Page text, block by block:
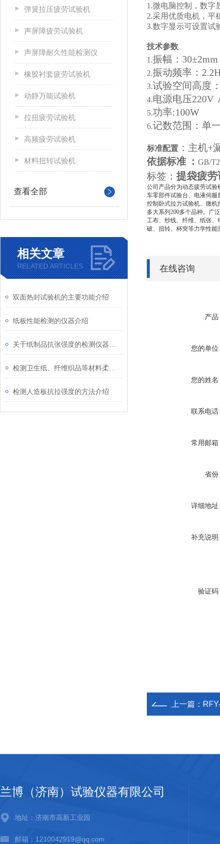
弹簧拉压疲劳试验机
声屏障疲劳试验机
声屏障耐久性能检测仪
橡胶衬套疲劳试验机
动静万能试验机
拉扭疲劳试验机
高频疲劳试验机
材料扭转试验机
查看全部
相关文章
RELATED ARTICLES
双面热封试验机的主要功能介绍
纸板性能检测的仪器介绍
检测人造板抗拉强度的方法介绍
1.微电脑控制，数字
2.采用优质电机，平
3.数字显示可设置试
技术参数
1.振幅： 30±2mm
2.振动频率：
3.试验空间高度
4.电源电压220V
5.功率:100W
6.记数范围：单
标准配置 ：主机+
依据标准 ： GB/
标签： 提袋疲
公司产品分为动态疲劳试
车零部件试验台、电液伺
控制卧式拉力试验机、微
多大系列200多个品种。广
工布、纱线、纤维、纸张
破、扭转、杯突等力学性能
在线咨询
产品
您的单位
您的姓名
联系电话
常用邮箱
省份
详细地址
补充说明
验证码
上一篇：
兰博（济南）试验仪器有限公司
地址：济南市高新工业园
邮箱：1210042919@qq.com